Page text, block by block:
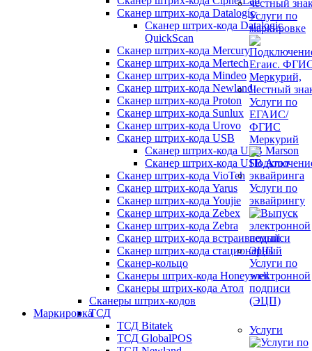
Сканер штрих-кода Datalogic
Сканер штрих-кода Datalogic
QuickScan
Сканер штрих-кода Mercury
Сканер штрих-кода Mertech
Сканер штрих-кода Mindeo
Сканер штрих-кода Newland
Сканер штрих-кода Proton
Сканер штрих-кода Sunlux
Сканер штрих-кода Urovo
Сканер штрих-кода USB
Сканер штрих-кода USB Marson
Сканер штрих-кода USB Атол
Сканер штрих-кода VioTeh
Сканер штрих-кода Yarus
Сканер штрих-кода Youjie
Сканер штрих-кода Zebex
Сканер штрих-кода Zebra
Сканер штрих-кода встраиваемый
Сканер штрих-кода стационарный
Сканер-кольцо
Сканеры штрих-кода Honeywell
Сканеры штрих-кода Атол
Сканеры штрих-кодов
ТСД
ТСД Bitatek
ТСД GlobalPOS
Услуги по
маркировке
Услуги по
ЕГАИС/
ФГИС
Меркурий
Услуги по
эквайрингу
Услуги по
электронной
подписи
(ЭЦП)
Маркировка
Услуги